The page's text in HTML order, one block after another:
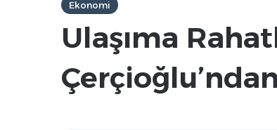
Ekonomi
Ulaşıma